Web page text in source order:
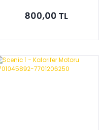
16V 8200134513
800,00 TL
Sepete Ekle